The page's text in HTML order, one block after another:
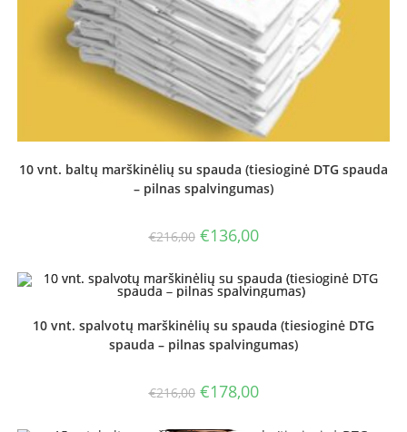
10 vnt. baltų marškinėlių su spauda (tiesioginė DTG spauda
– pilnas spalvingumas)
€216,00 Original
price
€216,00.
€136,00Current
price
€136,00.
10 vnt. spalvotų marškinėlių su spauda (tiesioginė DTG
spauda – pilnas spalvingumas)
€216,00 Original
price
€216,00.
€178,00Current
price
€178,00.